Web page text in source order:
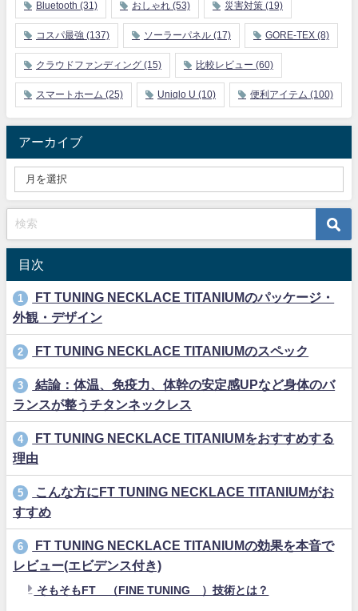
Bluetooth (31) おしゃれ (53) 災害対策 (19)
コスパ最強 (137) ソーラーパネル (17) GORE-TEX (8)
クラウドファンディング (15) 比較レビュー (60)
スマートホーム (25) Uniqlo U (10) 便利アイテム (100)
アーカイブ
目次
1
FT TUNING NECKLACE TITANIUMのパッケージ・
外観・デザイン
2 FT TUNING NECKLACE TITANIUMのスペック
3
結論：体温、免疫力、体幹の安定感UPなど身体のバ
ランスが整うチタンネックレス
4
FT TUNING NECKLACE TITANIUMをおすすめする
理由
5
こんな方にFT TUNING NECKLACE TITANIUMがお
すすめ
6
FT TUNING NECKLACE TITANIUMの効果を本音で
レビュー(エビデンス付き)
そもそもFT™︎（FINE TUNING®）技術とは？